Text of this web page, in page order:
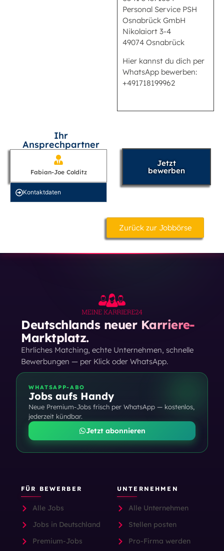
Personal Service PSH
Osnabrück GmbH
Nikolaiort 3-4
49074 Osnabrück
Hier kannst du dich per
WhatsApp bewerben:
+491718199962
Ihr
Ansprechpartner
Fabian-Joe Colditz
Kontakt­daten
Jetzt
bewerben
Zurück zur Jobbörse
Deutschlands neuer Karriere-
Marktplatz.
Ehrliches Matching, echte Unternehmen, schnelle
Bewerbungen — per Klick oder WhatsApp.
WHATSAPP-ABO
Jobs aufs Handy
Neue Premium-Jobs frisch per WhatsApp — kostenlos,
jederzeit kündbar.
Jetzt abonnieren
FÜR BEWERBER
Alle Jobs
Jobs in Deutschland
Premium-Jobs
UNTERNEHMEN
Alle Unternehmen
Stellen posten
Pro-Firma werden